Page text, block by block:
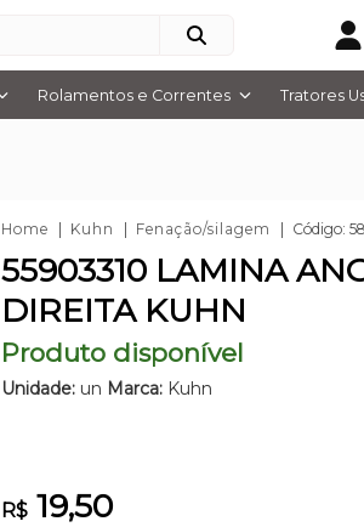
Rolamentos e Correntes Tratores
Home Kuhn Fenação/silagem Código:
55903310 LAMINA
DIREITA KUHN
Produto disponível
Unidade: un Marca: Kuhn
R$ 19,50